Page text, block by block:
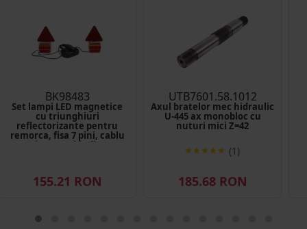
BK98483
Set lampi LED magnetice
cu triunghiuri
reflectorizante pentru
remorca, fisa 7 pini, cablu
stopuri 2.5m cablu fisa 7.5m
155.21 RON
UTB7601.58.1012
Axul bratelor mec hidraulic
U-445 ax monobloc cu
nuturi mici Z=42
(1)
185.68 RON